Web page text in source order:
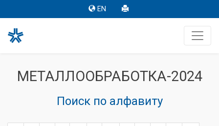
EN
МЕТАЛЛООБРАБОТКА-2024
Поиск по алфавиту